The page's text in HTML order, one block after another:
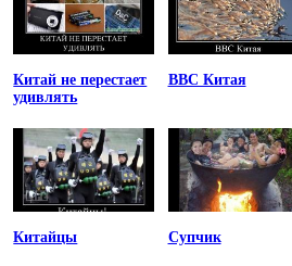
Китай не перестает
удивлять
ВВС Китая
Китайцы Супчик